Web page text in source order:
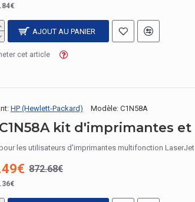
AJOUT AU PANIER
cet article
HP (Hewlett-Packard) Modèle: C1N58A
kit d'imprimantes et
les utilisateurs d'imprimantes multifonction
872.68€